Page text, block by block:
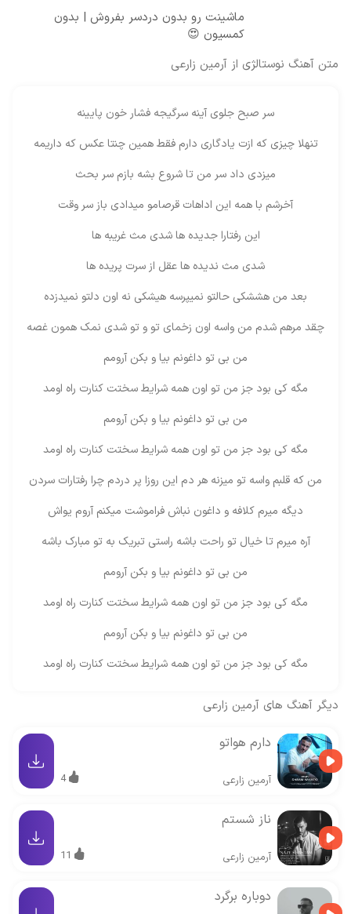
ماشینت رو بدون دردسر بفروش | بدون
کمسیون 😍
متن آهنگ نوستالژی از آرمین زارعی
سر صبح جلوی آینه سرگیجه فشار خون پایینه
تنهلا چیزی که ازت یادگاری دارم فقط همین چنتا عکس که داریمه
میزدی داد سر من تا شروع بشه بازم سر بحث
آخرشم با همه این اداهات قرصامو میدادی باز سر وقت
این رفتارا جدیده ها شدی مث غریبه ها
شدی مث ندیده ها عقل از سرت پریده ها
بعد من هششکی حالتو نمیپرسه هیشکی نه اون دلتو نمیدزده
چقد مرهم شدم من واسه اون زخمای تو و تو شدی نمک همون غصه
من بی تو داغونم بیا و بکن آرومم
مگه کی بود جز من تو اون همه شرایط سختت کنارت راه اومد
من بی تو داغونم بیا و بکن آرومم
مگه کی بود جز من تو اون همه شرایط سختت کنارت راه اومد
من که قلبم واسه تو میزنه هر دم این روزا پر دردم چرا رفتارات سردن
دیگه میرم کلافه و داغون نباش فراموشت میکنم آروم یواش
آره میرم تا خیال تو راحت باشه راستی تبریک به تو مبارک باشه
من بی تو داغونم بیا و بکن آرومم
مگه کی بود جز من تو اون همه شرایط سختت کنارت راه اومد
من بی تو داغونم بیا و بکن آرومم
مگه کی بود جز من تو اون همه شرایط سختت کنارت راه اومد
دیگر آهنگ های آرمین زارعی
دارم هواتو
آرمین زارعی 4
ناز شستم
آرمین زارعی 11
دوباره برگرد